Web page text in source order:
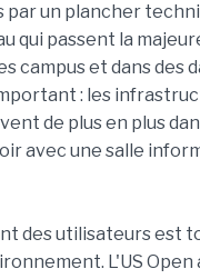
par un plancher
qui passent la
campus et dans des
: les
de plus en plus
avec une salle
des utilisateurs est
L'US Open